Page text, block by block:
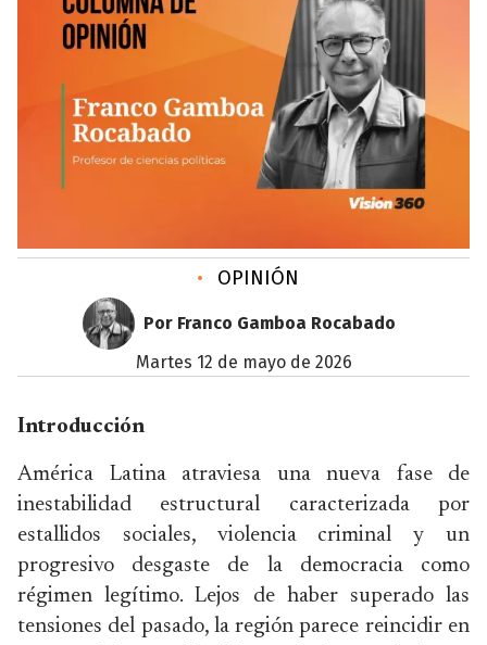
• OPINIÓN
Por Franco Gamboa Rocabado
martes 12 de mayo de 2026
Introducción
América Latina atraviesa una nueva fase de
inestabilidad estructural caracterizada por
estallidos sociales, violencia criminal y un
progresivo desgaste de la democracia como
régimen legítimo. Lejos de haber superado las
tensiones del pasado, la región parece reincidir en